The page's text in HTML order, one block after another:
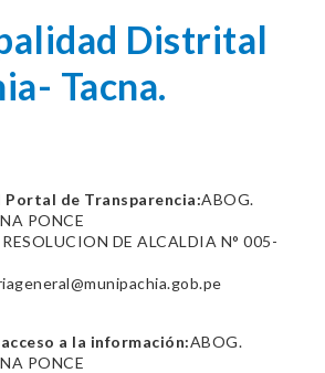
Distrital
Tacna.
Portal de Transparencia:ABOG.
PONCE
RESOLUCION DE ALCALDIA N° 005-
a la información:ABOG.
PONCE